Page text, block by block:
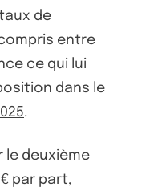
de
entre
ce qui lui
dans le
.
le deuxième
par part,